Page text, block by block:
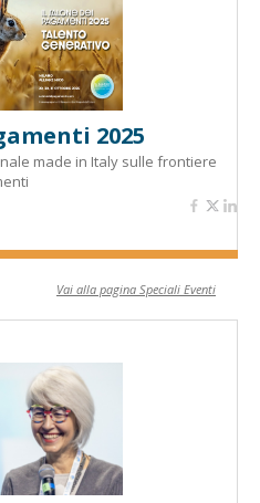
2025
made in Italy sulle frontiere
Vai alla pagina Speciali Eventi